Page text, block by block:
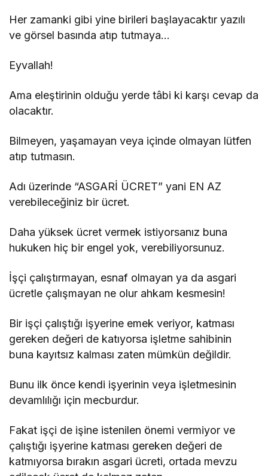
Her zamanki gibi yine birileri başlayacaktır yazılı
ve görsel basında atıp tutmaya…
Eyvallah!
Ama eleştirinin olduğu yerde tâbi ki karşı cevap da
olacaktır.
Bilmeyen, yaşamayan veya içinde olmayan lütfen
atıp tutmasın.
Adı üzerinde “ASGARİ ÜCRET” yani EN AZ
verebileceğiniz bir ücret.
Daha yüksek ücret vermek istiyorsanız buna
hukuken hiç bir engel yok, verebiliyorsunuz.
İşçi çalıştırmayan, esnaf olmayan ya da asgari
ücretle çalışmayan ne olur ahkam kesmesin!
Bir işçi çalıştığı işyerine emek veriyor, katması
gereken değeri de katıyorsa işletme sahibinin
buna kayıtsız kalması zaten mümkün değildir.
Bunu ilk önce kendi işyerinin veya işletmesinin
devamlılığı için mecburdur.
Fakat işçi de işine istenilen önemi vermiyor ve
çalıştığı işyerine katması gereken değeri de
katmıyorsa bırakın asgari ücreti, ortada mevzu